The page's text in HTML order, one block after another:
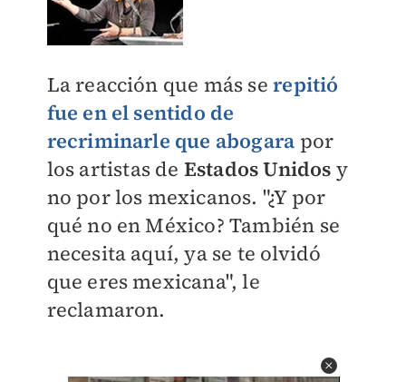
La reacción que más serepitió
fue en el sentido de
recriminarle que abogara por
los artistas de Estados Unidos y
no por los mexicanos. "¿Y por
qué no en México? También se
necesita aquí, ya se te olvidó
que eres mexicana", le
reclamaron.